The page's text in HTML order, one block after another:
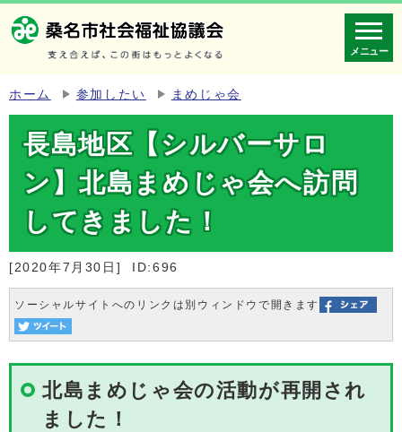
メニュー
ホーム 参加したい まめじゃ会
長島地区【シルバーサロ
ン】北島まめじゃ会へ訪問
してきました！
[2020年7月30日] ID:696
ソーシャルサイトへのリンクは別ウィンドウで開きます
北島まめじゃ会の活動が再開され
ました！